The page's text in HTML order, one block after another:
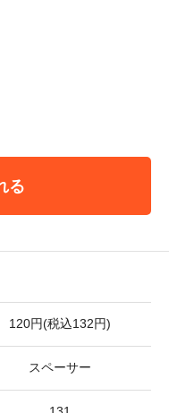
る
120円(税込132円)
スペーサー